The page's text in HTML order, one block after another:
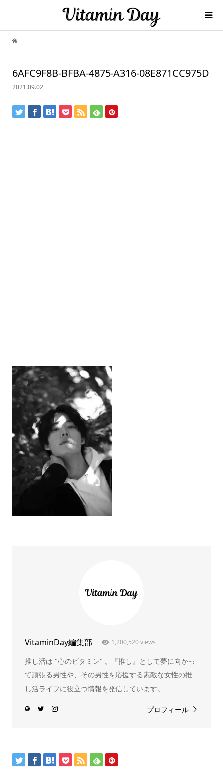
6AFC9F8B-BFBA-4875-A316-08E871CC975D
2021.09.02
VitaminDay編集部 1,200,520 views
推し活は "心のビタミン" 。『推し』として夢に向かっ
て頑張る男性や、その男性を応援する素敵な女性の推
し活ライフに役立つ情報を発信しています。
プロフィール